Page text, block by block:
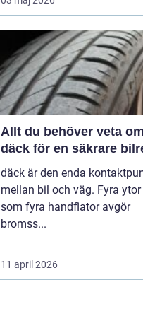
Allt du behöver veta
däck för en säkrare
däck är den enda
mellan bil och väg. Fyra
som fyra handflator avgör
bromss...
11 april 2026